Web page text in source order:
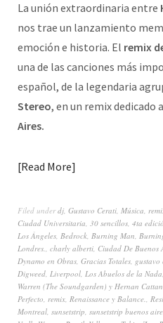
La unión extraordinaria entre
nos trae un lanzamiento
emoción e historia. El remix
una de las canciones más
español, de la legendaria
Stereo, en un remix dedicado
Aires.
Read More
Filed underdj, Gustavo Cerati, Música,
Ciudad Universitaria, 30 sencillos, 4ta
Los Ángeles, Bedrock, Burning Man,
Londres., charly alberti, Ciudad De Buenos
Dynamo en Obras, Gracias Totales, gustavo
Digweed, Liverpool, Los Abuelos de la Nada,
Warren (The Soundgarden) y Hernan
Perfecto, remix, Renaissance y Balance.,
Montreal, sunsetstrip, sunsetstrip buenos